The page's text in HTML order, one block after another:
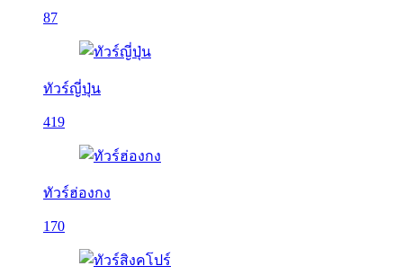
87
ทัวร์ญี่ปุ่น
419
ทัวร์ฮ่องกง
170